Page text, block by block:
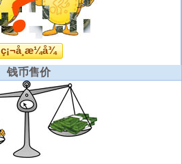
ç¡¬å¸æ¼å¾
钱币售价